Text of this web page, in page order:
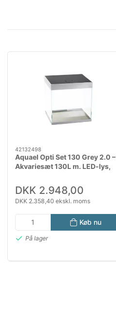
42132498
Aquael Opti Set 130 Grey 2.0 –
Akvariesæt 130L m. LED-lys,
DKK 2.948,00
DKK 2.358,40 ekskl. moms
Køb nu
På lager